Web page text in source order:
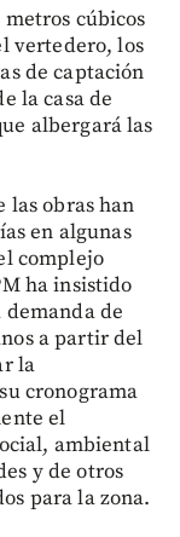
cúbicos
vertedero, los
de captación
la casa de
albergará las
las obras han
en algunas
complejo
ha insistido
de
a partir del
la
cronograma
el
ambiental
y de otros
para la zona.